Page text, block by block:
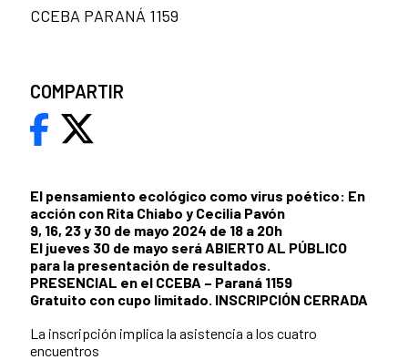
El pensamiento ecológico como virus poético: En
acción con Rita Chiabo y Cecilia Pavón
9, 16, 23 y 30 de mayo 2024 de 18 a 20h
El jueves 30 de mayo será ABIERTO AL PÚBLICO
para la presentación de resultados.
PRESENCIAL en el CCEBA – Paraná 1159
Gratuito con cupo limitado. INSCRIPCIÓN CERRADA
La inscripción implica la asistencia a los cuatro
encuentros
CCEBA PARANÁ 1159
COMPARTIR